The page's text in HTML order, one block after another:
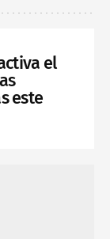
el
este